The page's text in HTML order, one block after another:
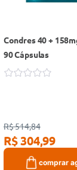
Condres 40 +
90 Cápsulas
R$ 514,84
R$ 304,99
comprar